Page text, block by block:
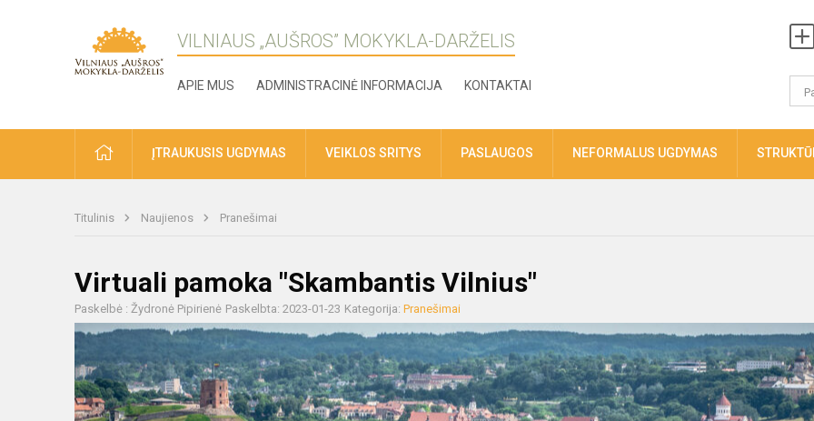
VILNIAUS „AUŠROS” MOKYKLA-DARŽELIS
APIE MUS ADMINISTRACINĖ INFORMACIJA KONTAKTAI
ĮTRAUKUSIS UGDYMAS VEIKLOS SRITYS PASLAUGOS NEFORMALUS UGDYMAS
Titulinis Naujienos Pranešimai
Virtuali pamoka "Skambantis Vilnius"
Paskelbė : Žydronė Pipirienė Paskelbta: 2023-01-23 Kategorija: Pranešimai